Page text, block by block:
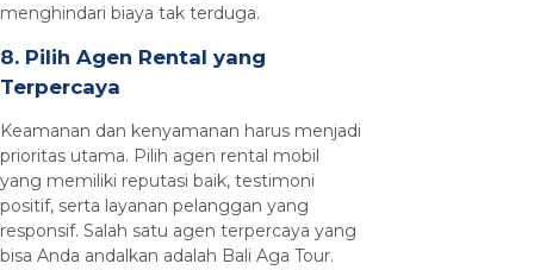
menghindari biaya tak terduga.
8. Pilih Agen Rental yang
Terpercaya
Keamanan dan kenyamanan harus menjadi
prioritas utama. Pilih agen rental mobil
yang memiliki reputasi baik, testimoni
positif, serta layanan pelanggan yang
responsif. Salah satu agen terpercaya yang
bisa Anda andalkan adalah Bali Aga Tour.